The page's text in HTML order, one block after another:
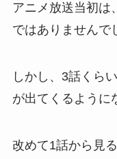
アニメ放送当初は
ではありませんで
しかし、3話くら
が出てくるように
改めて1話から見